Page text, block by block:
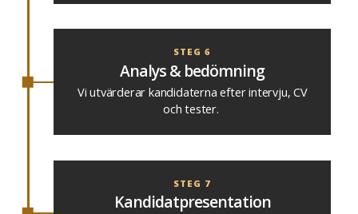
STEG 6
Analys & bedömning
Vi utvärderar kandidaterna efter intervju, CV
och tester.
STEG 7
Kandidatpresentation